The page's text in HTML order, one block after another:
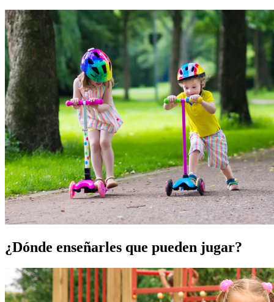
¿Dónde enseñarles que pueden jugar?